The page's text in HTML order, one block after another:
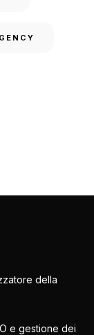
della
e gestione dei